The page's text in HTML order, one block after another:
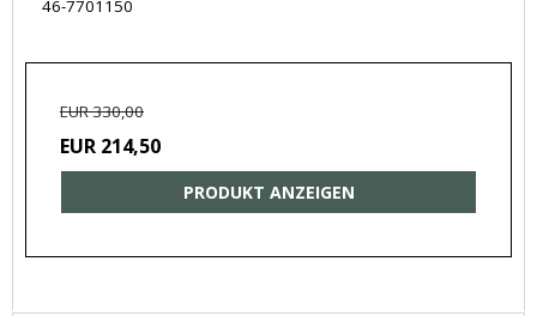
46-7701150
EUR 330,00
EUR 214,50
PRODUKT ANZEIGEN